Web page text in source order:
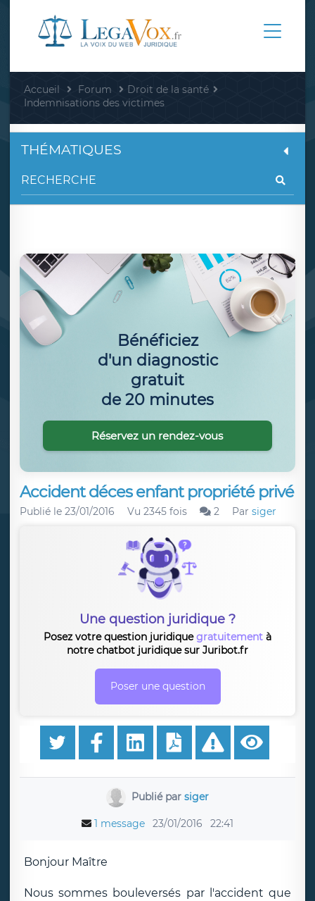
Accueil Forum
Droit de la santé
Indemnisations des victimes
Accident déces enfant propriété privé
Publié le 23/01/2016 Vu 2345 fois 2 Par siger
Une question juridique ?
Posez votre question juridiquegratuitement à
notre chatbot juridique sur Juribot.fr
Poser une question
Publié par siger
1 message 23/01/2016 22:41
Bonjour Maître
Nous sommes bouleversés par l'accident que
THÉMATIQUES
Bénéficiez
d'un diagnostic
gratuit
de 20 minutes
Réservez un rendez-vous